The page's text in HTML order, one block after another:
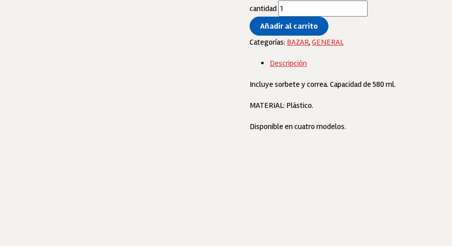
cantidad
Añadir al carrito
Categorías: BAZAR, GENERAL
Descripción
Incluye sorbete y correa. Capacidad de 580 ml.
MATERIAL: Plástico.
Disponible en cuatro modelos.